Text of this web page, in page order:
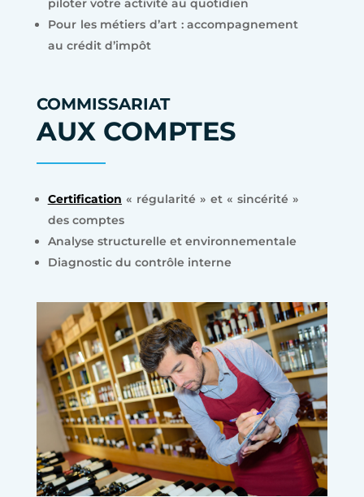
piloter votre activité au quotidien
Pour les métiers d’art : accompagnement
au crédit d’impôt
COMMISSARIAT
AUX COMPTES
Certification « régularité » et « sincérité »
des comptes
Analyse structurelle et environnementale
Diagnostic du contrôle interne